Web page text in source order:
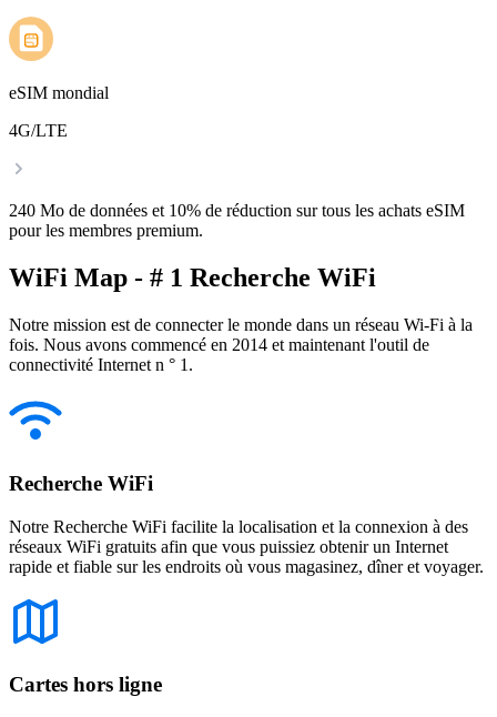
eSIM mondial
4G/LTE
240 Mo de données et 10% de réduction sur tous les achats eSIM
pour les membres premium.
WiFi Map - # 1 Recherche WiFi
Notre mission est de connecter le monde dans un réseau Wi-Fi à la
fois. Nous avons commencé en 2014 et maintenant l'outil de
connectivité Internet n ° 1.
Recherche WiFi
Notre Recherche WiFi facilite la localisation et la connexion à des
réseaux WiFi gratuits afin que vous puissiez obtenir un Internet
rapide et fiable sur les endroits où vous magasinez, dîner et voyager.
Cartes hors ligne